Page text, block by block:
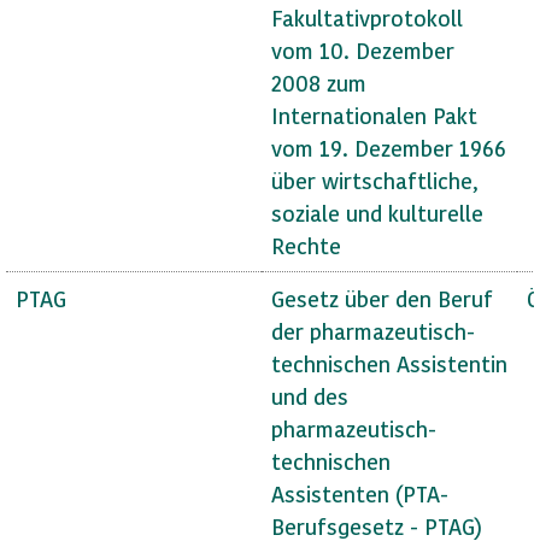
Fakultativprotokoll
vom 10. Dezember
2008 zum
Internationalen Pakt
vom 19. Dezember 1966
über wirtschaftliche,
soziale und kulturelle
Rechte
PTAG
Gesetz über den Beruf
der pharmazeutisch-
technischen Assistentin
und des
pharmazeutisch-
technischen
Assistenten (PTA-
Berufsgesetz - PTAG)